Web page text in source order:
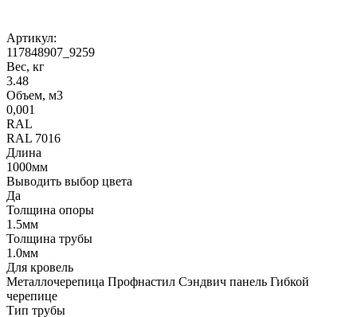
Артикул:
117848907_9259
Вес, кг
3.48
Объем, м3
0,001
RAL
RAL 7016
Длина
1000мм
Выводить выбор цвета
Да
Толщина опоры
1.5мм
Толщина трубы
1.0мм
Для кровель
Металлочерепица Профнастил Сэндвич панель Гибкой
черепице
Тип трубы